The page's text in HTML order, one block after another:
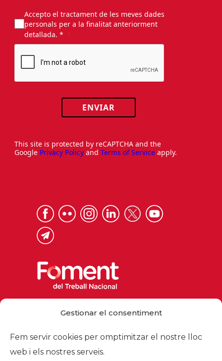
Gestionar el consentiment
Fem servir cookies per omptimitzar el nostre lloc
web i els nostres serveis.
Accepto el tractament de les meves dades
personals per a la finalitat anteriorment
detallada. *
ENVIAR
This site is protected by reCAPTCHA and the
Google Privacy Policy and Terms of Service apply.
foment@foment.com